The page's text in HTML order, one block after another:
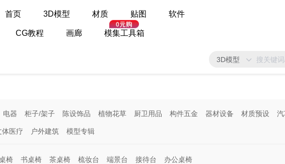
首页 3D模型 材质 贴图 软件
CG教程 画廊 模集工具箱
3D模型
电器 柜子/架子 陈设饰品 植物花草 厨卫用品 构件五金 器材设备 材质预设
体医疗 户外建筑 模型专辑
椅 书桌椅 茶桌椅 梳妆台 端景台 接待台 办公桌椅